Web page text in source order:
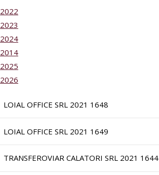
2022
2023
2024
2014
2025
2026
LOIAL OFFICE SRL 2021 1648
LOIAL OFFICE SRL 2021 1649
TRANSFEROVIAR CALATORI SRL 2021 1644